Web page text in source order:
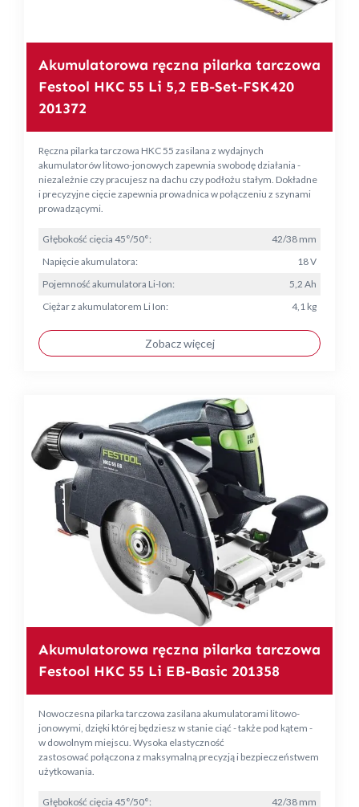
Akumulatorowa ręczna pilarka tarczowa
Festool HKC 55 Li 5,2 EB-Set-FSK420
201372
Ręczna pilarka tarczowa HKC 55 zasilana z wydajnych
akumulatorów litowo-jonowych zapewnia swobodę działania -
niezależnie czy pracujesz na dachu czy podłożu stałym. Dokładne
i precyzyjne cięcie zapewnia prowadnica w połączeniu z szynami
prowadzącymi.
Głębokość cięcia 45°/50°:
42/38 mm
Napięcie akumulatora:
18 V
Pojemność akumulatora Li-Ion:
5,2 Ah
Ciężar z akumulatorem Li Ion:
4,1 kg
Zobacz więcej
Akumulatorowa ręczna pilarka tarczowa
Festool HKC 55 Li EB-Basic 201358
Nowoczesna pilarka tarczowa zasilana akumulatorami litowo-
jonowymi, dzięki której będziesz w stanie ciąć - także pod kątem -
w dowolnym miejscu. Wysoka elastyczność
zastosować połączona z maksymalną precyzją i bezpieczeństwem
użytkowania.
Głębokość cięcia 45°/50°: 42/38 mm